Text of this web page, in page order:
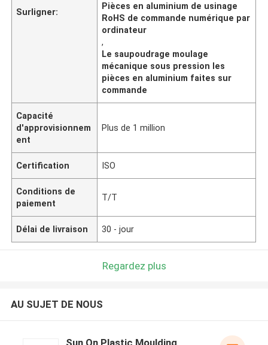
Surligner:
Pièces en aluminium de usinage
RoHS de commande numérique par
ordinateur
,
Le saupoudrage moulage
mécanique sous pression les
pièces en aluminium faites sur
commande
Capacité
d'approvisionnem
ent
Plus de 1 million
Certification ISO
Conditions de
paiement
T/T
Délai de livraison 30 - jour
Regardez plus
AU SUJET DE NOUS